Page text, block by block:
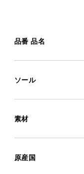
品番 品名
ソール
素材
原産国